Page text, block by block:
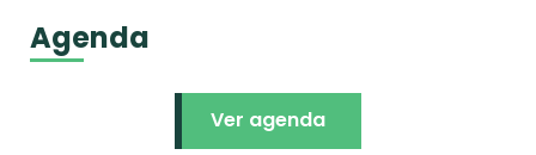
Agenda
Ver agenda